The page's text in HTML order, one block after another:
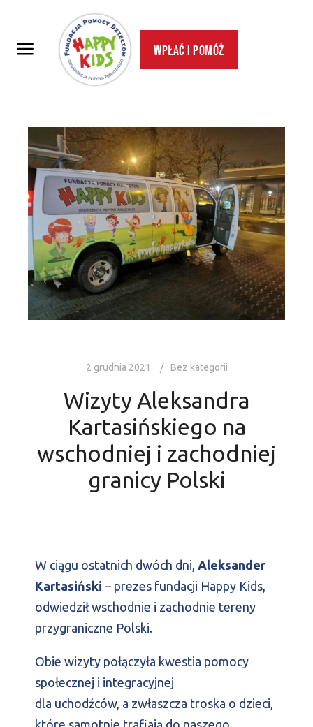
Wpłać i pomóż
2 grudnia 2021 Bez kategorii
Wizyty Aleksandra
Kartasińskiego na
wschodniej i zachodniej
granicy Polski
W ciągu ostatnich dwóch dni, Aleksander
Kartasiński – prezes fundacji Happy Kids,
odwiedził wschodnie i zachodnie tereny
przygraniczne Polski.
Obie wizyty połączyła kwestia pomocy
społecznej i integracyjnej
dla uchodźców, a zwłaszcza troska o dzieci,
które samotnie trafiają do naszego